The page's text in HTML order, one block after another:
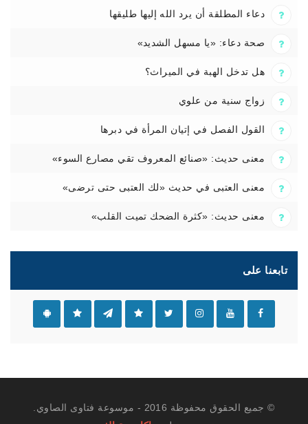
دعاء المطلقة أن يرد الله إليها طليقها
صحة دعاء: «يا مسهل الشديد»
هل تدخل الهبة في الميراث؟
زواج سنية من علوي
القول الفصل في إتيان المرأة في دبرها
معنى حديث: «صنائع المعروف تقي مصارع السوء»
معنى العتبى في حديث «لك العتبى حتى ترضى»
معنى حديث: «كثرة الضحك تميت القلب»
تابعنا على
© جميع الحقوق محفوظة 2016 - موسوعة فتاوى الصاوي.